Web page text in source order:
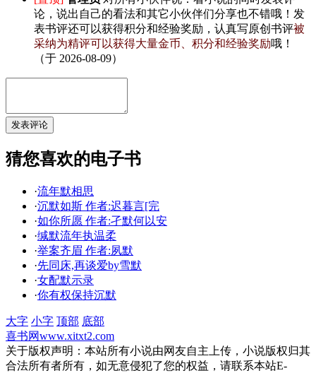
论，说出自己的看法和其它小伙伴们分享也不错哦！发
表书评还可以获得积分和经验奖励，认真写原创书评被
采纳为精评可以获得大量金币、积分和经验奖励哦！
（于 2026-08-09）
猜您喜欢的电子书
·流年默相思
·沉默如斯 作者:迟暮言[完
·如你所愿 作者:孑默何以安
·缄默流年执温柔
·举案齐眉 作者:夙默
·先同床,再谈爱by雪默
·女配默示录
·你有权保持沉默
大字 小字 顶部 底部
喜书网www.xitxt2.com
关于版权声明：本站所有小说由网友自主上传，小说版权归其
合法所有者所有，如无意侵犯了您的权益，请联系本站E-